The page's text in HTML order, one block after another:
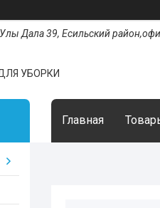
Дала 39, Есильский
УБОРКИ
Главная